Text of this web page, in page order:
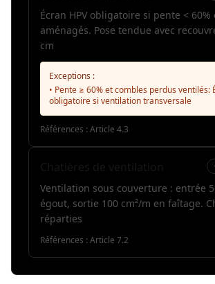
Écran HPV obligatoire si pente < 60%
aménagés. Pose tendue avec
cm
Exceptions :
• Pente ≥ 60% et combles perdus ventilés:
obligatoire si ventilation transversale
Références : Article 4.3
Ventilation sous couverture : entrée
égout, sortie 100 cm²/m en faîtage.
réparties
Références : Article 7.2